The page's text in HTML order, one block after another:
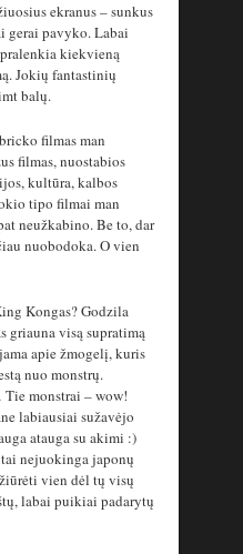
ekranus – sunkus
gerai pavyko. Labai
kiekvieną
Jokių fantastinių
balų.
filmas man
filmas, nuostabios
kultūra, kalbos
tipo filmai man
neužkabino. Be to, dar
nuobodoka. O vien
Kongas? Godzila
griauna visą supratimą
apie žmogelį, kuris
nuo monstrų.
monstrai – wow!
labiausiai sužavėjo
atauga su akimi :)
tai nejuokinga japonų
vien dėl tų visų
labai puikiai padarytų